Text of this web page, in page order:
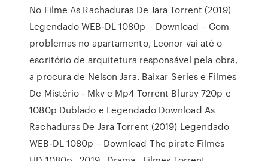
No Filme As Rachaduras De Jara Torrent (2019)
Legendado WEB-DL 1080p – Download – Com
problemas no apartamento, Leonor vai até o
escritório de arquitetura responsável pela obra,
a procura de Nelson Jara. Baixar Series e Filmes
De Mistério - Mkv e Mp4 Torrent Bluray 720p e
1080p Dublado e Legendado Download As
Rachaduras De Jara Torrent (2019) Legendado
WEB-DL 1080p – Download The pirate Filmes